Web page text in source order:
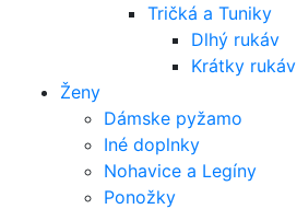
Tričká a Tuniky
Dlhý rukáv
Krátky rukáv
Ženy
Dámske pyžamo
Iné doplnky
Nohavice a Legíny
Ponožky